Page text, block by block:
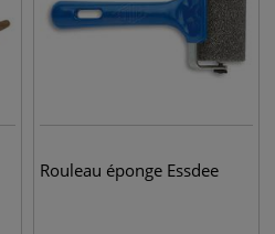
Rouleau éponge Essdee